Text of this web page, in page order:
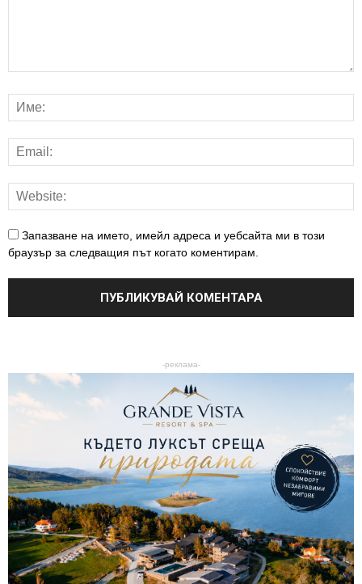
Запазване на името, имейл адреса и уебсайта ми в този
браузър за следващия път когато коментирам.
-реклама-